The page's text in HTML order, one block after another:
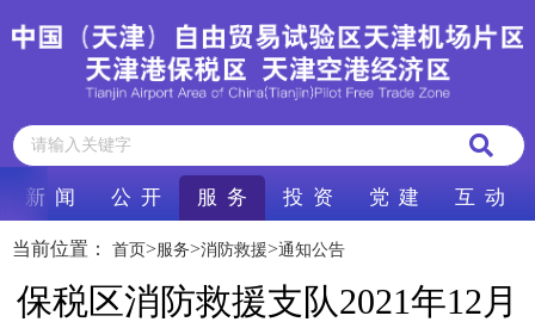
新 闻 公 开 服 务 投 资 党 建 互 动
当前位置： 首页>服务>消防救援>通知公告
保税区消防救援支队2021年12月